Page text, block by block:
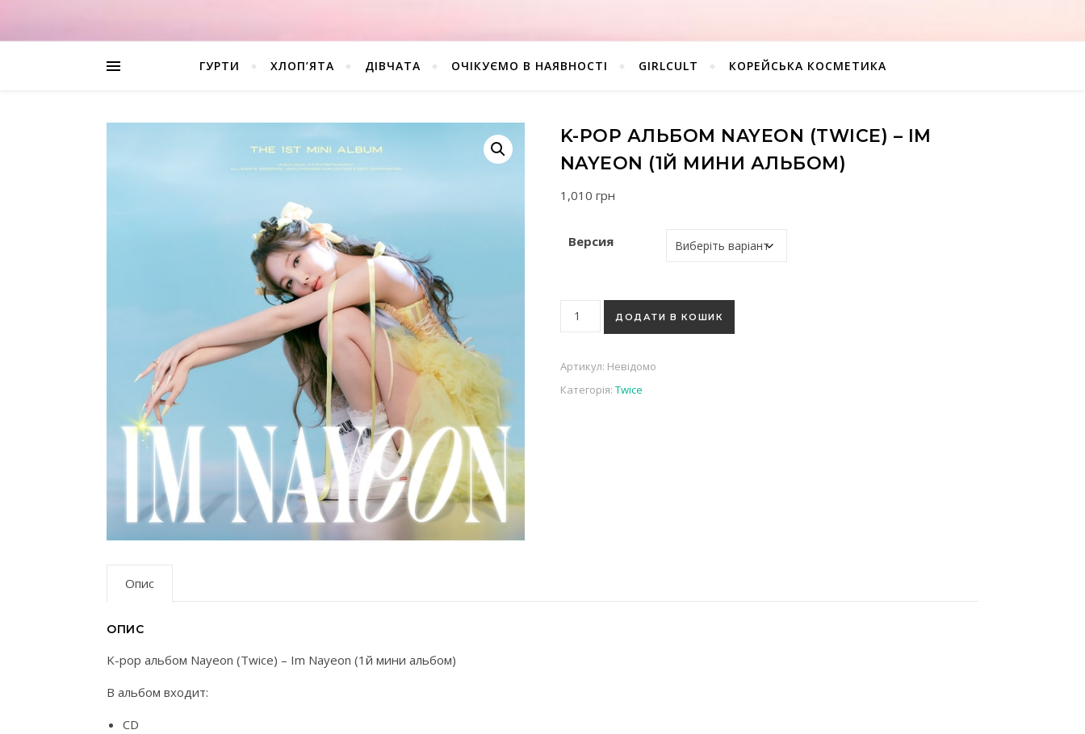
ГУРТИ ХЛОП’ЯТА ДІВЧАТА ОЧІКУЄМО В НАЯВНОСТІ GIRLCULT КОРЕЙСЬКА КОСМЕТИКА
K-POP АЛЬБОМ NAYEON (TWICE) – IM
NAYEON (1Й МИНИ АЛЬБОМ)
1,010 грн
Версия
K-pop альбом Nayeon (Twice) - Im Nayeon (1й мини альбом) кількість
ДОДАТИ В КОШИК
Артикул: Невідомо
Категорія: Twice
Опис
ОПИС
K-pop альбом Nayeon (Twice) – Im Nayeon (1й мини альбом)
В альбом входит:
CD